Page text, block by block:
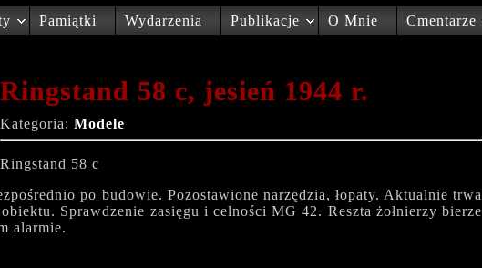
Pamiątki Wydarzenia Publikacje O Mnie Cmentarze
Ringstand 58 c, jesień 1944 r.
Kategoria: Modele
Ringstand 58 c
po budowie. Pozostawione narzędzia, łopaty. Aktualnie trwa
Sprawdzenie zasięgu i celności MG 42. Reszta żołnierzy bierze
alarmie.